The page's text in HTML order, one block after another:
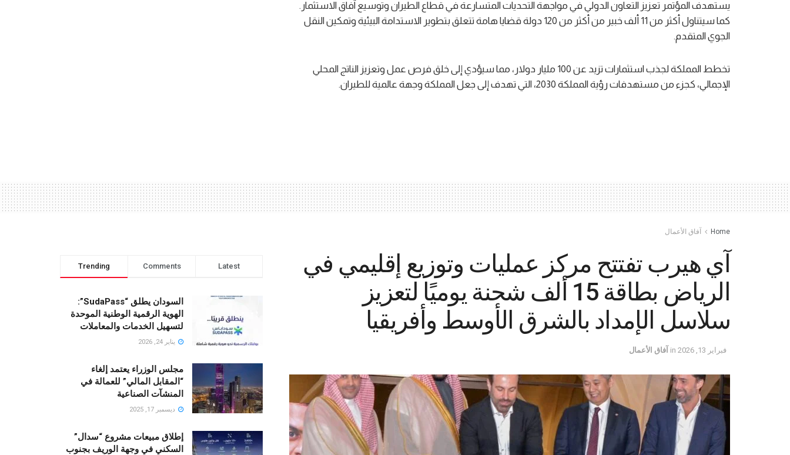
يستهدف المؤتمر تعزيز التعاون الدولي في مواجهة التحديات المتسارعة في قطاع الطيران وتوسيع آفاق الاستثمار.
كما سيتناول أكثر من 11 ألف خبير من أكثر من 120 دولة قضايا هامة تتعلق بتطوير الاستدامة البيئية وتمكين النقل
الجوي المتقدم.
تخطط المملكة لجذب استثمارات تزيد عن 100 مليار دولار، مما سيؤدي إلى خلق فرص عمل وتعزيز الناتج المحلي
الإجمالي، كجزء من مستهدفات رؤية المملكة 2030، التي تهدف إلى جعل المملكة وجهة عالمية للطيران.
Home آفاق الأعمال
آي هيرب تفتتح مركز عمليات وتوزيع إقليمي في
الرياض بطاقة 15 ألف شحنة يوميًا لتعزيز
سلاسل الإمداد بالشرق الأوسط وأفريقيا
فبراير 13, 2026 in آفاق الأعمال
Trending Comments Latest
السودان يطلق “SudaPass”:
الهوية الرقمية الوطنية الموحدة
لتسهيل الخدمات والمعاملات
يناير 24, 2026
مجلس الوزراء يعتمد إلغاء
“المقابل المالي” للعمالة في
المنشآت الصناعية
ديسمبر 17, 2025
إطلاق مبيعات مشروع “سدال”
السكني في وجهة الوريف بجنوب